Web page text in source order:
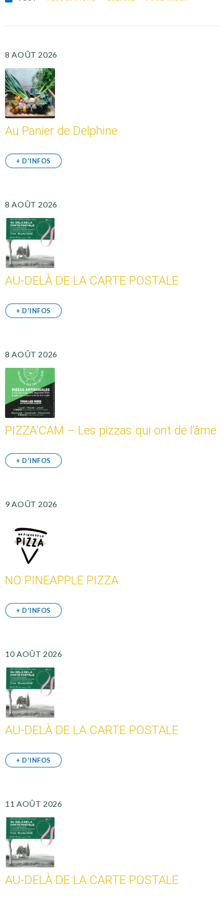
8 AOÛT 2026
Au Panier de Delphine
+ D'INFOS
8 AOÛT 2026
AU-DELÀ DE LA CARTE POSTALE
+ D'INFOS
8 AOÛT 2026
PIZZA’CAM – Les pizzas qui ont de l’âme
+ D'INFOS
9 AOÛT 2026
NO PINEAPPLE PIZZA
+ D'INFOS
10 AOÛT 2026
AU-DELÀ DE LA CARTE POSTALE
+ D'INFOS
11 AOÛT 2026
AU-DELÀ DE LA CARTE POSTALE